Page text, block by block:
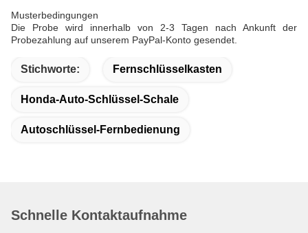
Musterbedingungen
Die Probe wird innerhalb von 2-3 Tagen nach Ankunft der
Probezahlung auf unserem PayPal-Konto gesendet.
Stichworte: Fernschlüsselkasten
Honda-Auto-Schlüssel-Schale
Autoschlüssel-Fernbedienung
Schnelle Kontaktaufnahme